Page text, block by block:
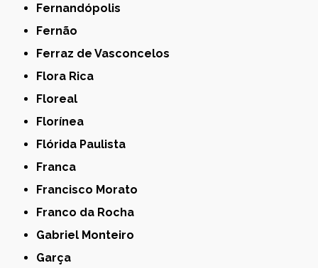
Fernandópolis
Fernão
Ferraz de Vasconcelos
Flora Rica
Floreal
Florínea
Flórida Paulista
Franca
Francisco Morato
Franco da Rocha
Gabriel Monteiro
Garça